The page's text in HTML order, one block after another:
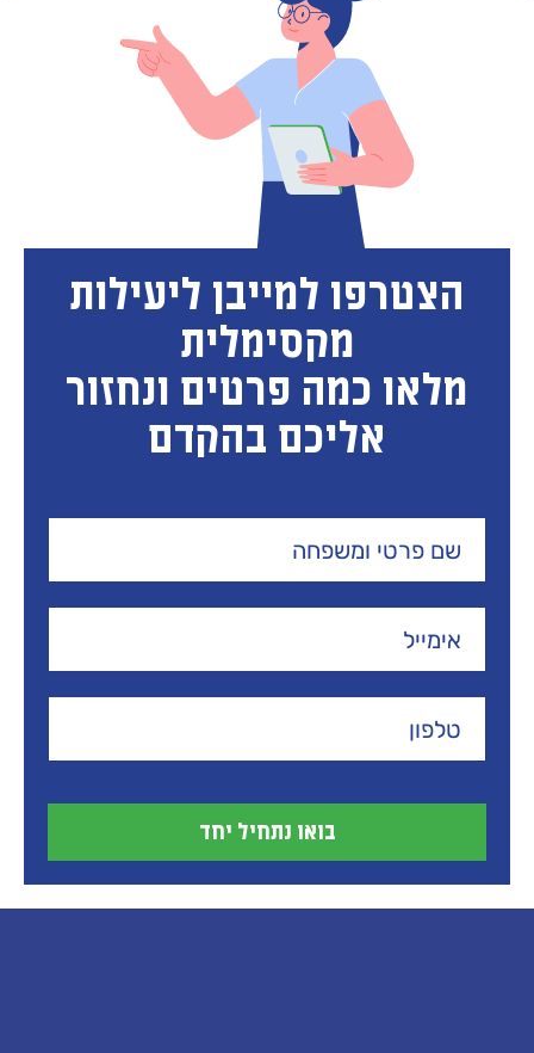
הצטרפו למייבן ליעילות
מקסימלית
מלאו כמה פרטים ונחזור
אליכם בהקדם
בואו נתחיל יחד